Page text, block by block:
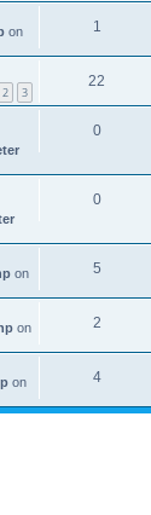
on
1
2 3
22
0
0
on
5
on
2
on
4